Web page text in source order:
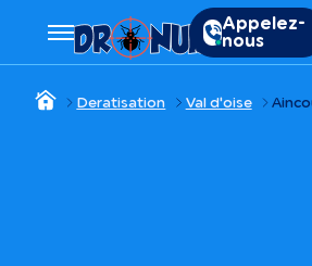
Appelez-
nous
Deratisation Val d'oise